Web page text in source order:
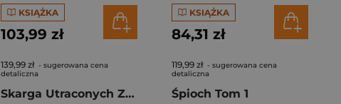
KSIĄŻKA
103,99 zł
139,99 zł - sugerowana cena
detaliczna
Skarga Utraconych Ziem
KSIĄŻKA
84,31 zł
119,99 zł - sugerowana cena
detaliczna
Śpioch Tom 1